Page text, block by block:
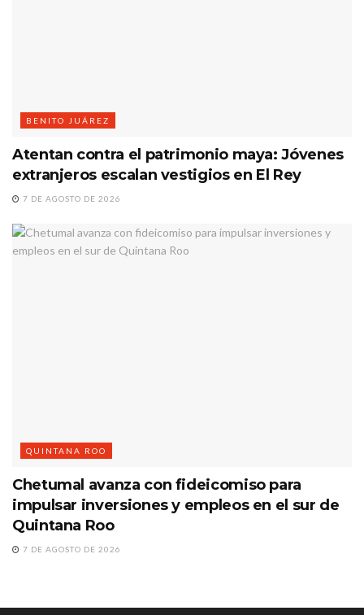
BENITO JUÁREZ
Atentan contra el patrimonio maya: Jóvenes
extranjeros escalan vestigios en El Rey
7 DE AGOSTO DE 2026
QUINTANA ROO
Chetumal avanza con fideicomiso para
impulsar inversiones y empleos en el sur de
Quintana Roo
7 DE AGOSTO DE 2026